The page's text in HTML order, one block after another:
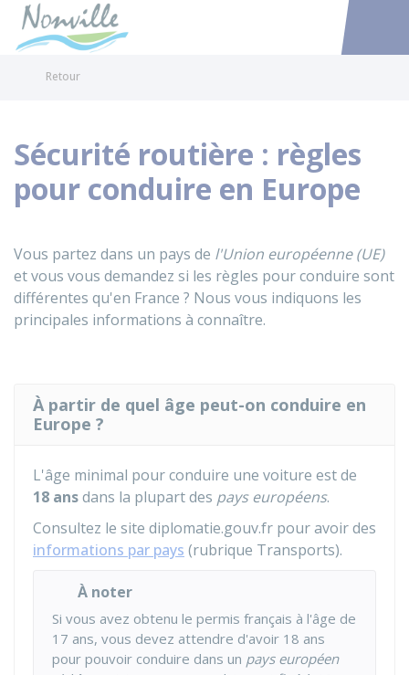
Accéder
Retour
Sécurité routière : règles
pour conduire en Europe
Vous partez dans un pays de l'Union européenne (UE)
et vous vous demandez si les règles pour conduire sont
différentes qu'en France ? Nous vous indiquons les
principales informations à connaître.
À partir de quel âge peut-on conduire en
Europe ?
L'âge minimal pour conduire une voiture est de
18 ansdans la plupart des pays européens.
Consultez le site diplomatie.gouv.fr pour avoir des
informations par pays (rubrique Transports).
À noter
Si vous avez obtenu le permis français à l'âge de
17 ans, vous devez attendre d'avoir 18 ans
pour pouvoir conduire dans un pays européen